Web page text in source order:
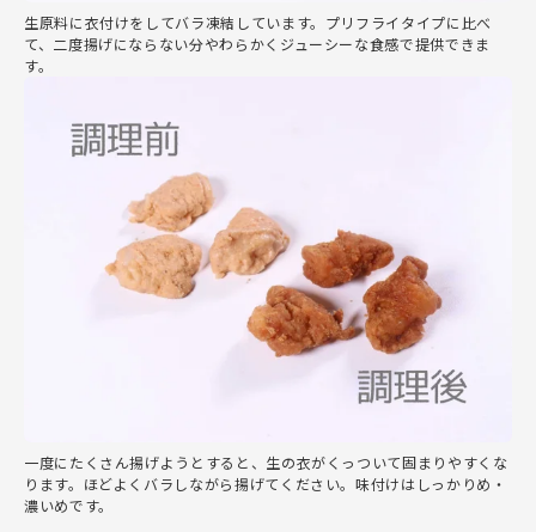
生原料に衣付けをしてバラ凍結しています。プリフライタイプに比べ
て、二度揚げにならない分やわらかくジューシーな食感で提供できま
す。
一度にたくさん揚げようとすると、生の衣がくっついて固まりやすくな
ります。ほどよくバラしながら揚げてください。味付けはしっかりめ・
濃いめです。